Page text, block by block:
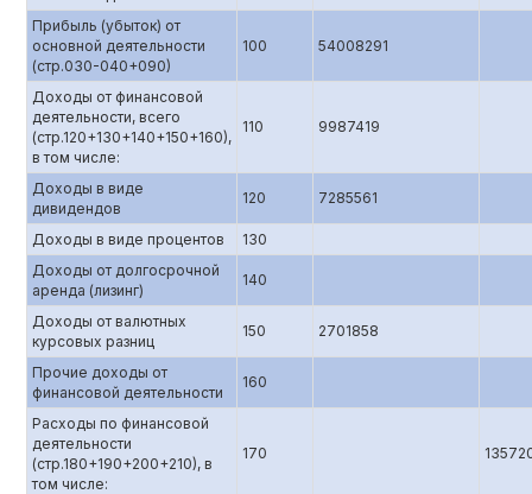
Прибыль (убыток) от
основной деятельности
(стр.0З0-040+090)
100 54008291
Доходы от финансовой
деятельности, всего
(стр.120+130+140+150+160),
в том числе:
110 9987419
Доходы в виде
дивидендов
120 7285561
Доходы в виде процентов
130
Доходы от долгосрочной
аренда (лизинг)
140
Доходы от валютных
курсовых разниц
150 2701858
Прочие доходы от
финансовой деятельности
160
Расходы по финансовой
деятельности
(стр.180+190+200+210), в
том числе:
170